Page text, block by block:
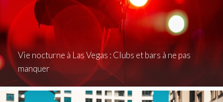
Vie nocturne à Las Vegas : Clubs et bars à ne pas
manquer